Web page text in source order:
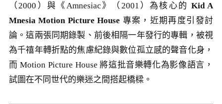
（2000）與《Amnesiac》（2001）為核心的 Kid A
Mnesia Motion Picture House 專案，近期再度引發討
論。這兩張同期錄製、前後相隔一年發行的專輯，被視
為千禧年轉折點的焦慮紀錄與數位孤立感的聲音化身，
而 Motion Picture House 將這批音樂轉化為影像語言，
試圖在不同世代的樂迷之間搭起橋樑。